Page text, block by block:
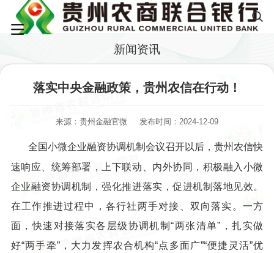
新闻资讯
落实中央金融政策，贵州农信在行动！
来源：贵州金融官微 发布时间：2024-12-09
全国小微企业融资协调机制会议召开以后，贵州农信快
速响应、统筹部署，上下联动、内外协同，积极融入小微
企业融资协调机制，强化推进落实，促进机制落地见效。
在工作推进过程中，各行社两手对接、双向落实。一方
面，快速对接落实各层级协调机制“两张清单”，扎实做
好“两手牵”，大力发挥农合机构“点多面广”“便捷灵活”优